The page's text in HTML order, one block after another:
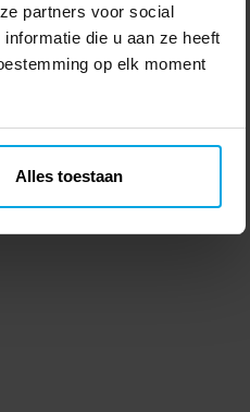
partners voor social
die u aan ze heeft
op elk moment
Alles toestaan